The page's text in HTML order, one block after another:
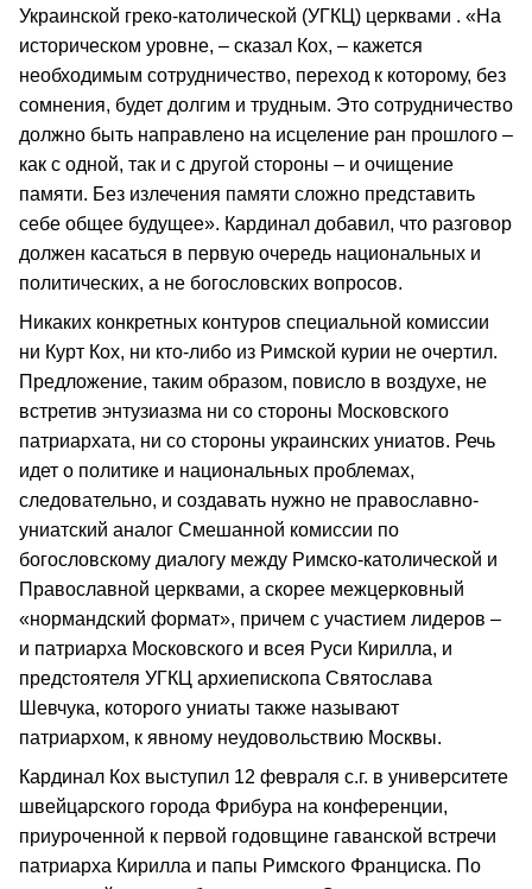
Украинской греко-католической (УГКЦ) церквами . «На
историческом уровне, – сказал Кох, – кажется
необходимым сотрудничество, переход к которому, без
сомнения, будет долгим и трудным. Это сотрудничество
должно быть направлено на исцеление ран прошлого –
как с одной, так и с другой стороны – и очищение
памяти. Без излечения памяти сложно представить
себе общее будущее». Кардинал добавил, что разговор
должен касаться в первую очередь национальных и
политических, а не богословских вопросов.
Никаких конкретных контуров специальной комиссии
ни Курт Кох, ни кто-либо из Римской курии не очертил.
Предложение, таким образом, повисло в воздухе, не
встретив энтузиазма ни со стороны Московского
патриархата, ни со стороны украинских униатов. Речь
идет о политике и национальных проблемах,
следовательно, и создавать нужно не православно-
униатский аналог Смешанной комиссии по
богословскому диалогу между Римско-католической и
Православной церквами, а скорее межцерковный
«нормандский формат», причем с участием лидеров –
и патриарха Московского и всея Руси Кирилла, и
предстоятеля УГКЦ архиепископа Святослава
Шевчука, которого униаты также называют
патриархом, к явному неудовольствию Москвы.
Кардинал Кох выступил 12 февраля с.г. в университете
швейцарского города Фрибура на конференции,
приуроченной к первой годовщине гаванской встречи
патриарха Кирилла и папы Римского Франциска. По